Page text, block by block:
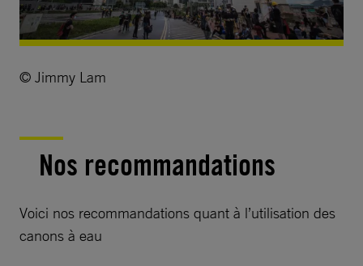
© Jimmy Lam
Nos recommandations
Voici nos recommandations quant à l’utilisation des
canons à eau